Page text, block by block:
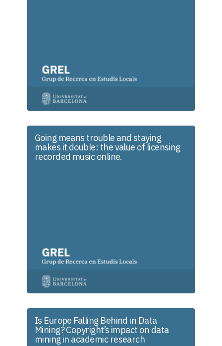
Going means trouble and staying
makes it double: the value of licensing
recorded music online.
Is Europe Falling Behind in Data
Mining? Copyright’s impact on data
mining in academic research